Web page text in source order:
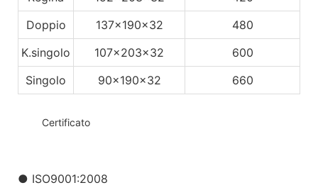
Doppio
137x190x32
480
K.singolo
107x203x32
600
Singolo
90x190x32 660
Certificato
● ISO9001:2008